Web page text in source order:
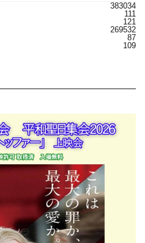
383034
111
121
269532
87
109